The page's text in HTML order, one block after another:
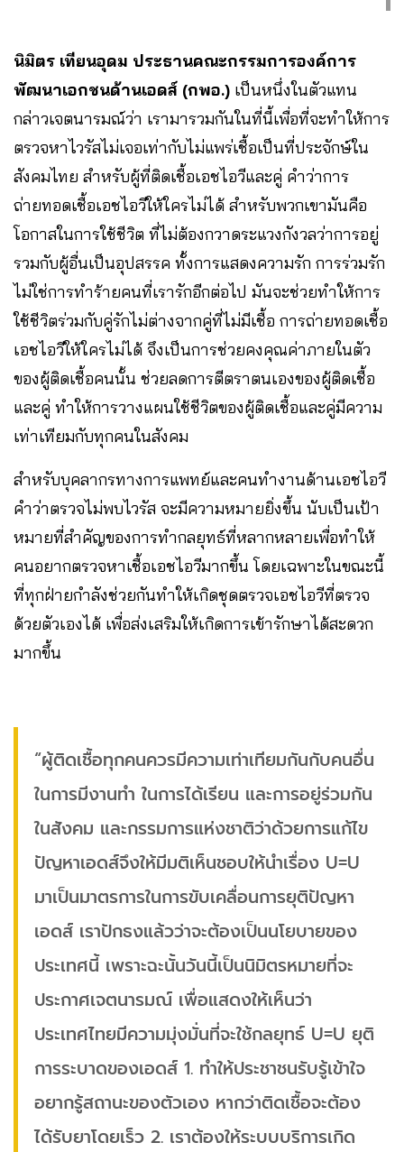
นิมิตร เทียนอุดม ประธานคณะกรรมการองค์การ
พัฒนาเอกชนด้านเอดส์ (กพอ.) เป็นหนึ่งในตัวแทน
กล่าวเจตนารมณ์ว่า เรามารวมกันในที่นี้เพื่อที่จะทำให้การ
ตรวจหาไวรัสไม่เจอเท่ากับไม่แพร่เชื้อเป็นที่ประจักษ์ใน
สังคมไทย สำหรับผู้ที่ติดเชื้อเอชไอวีและคู่ คำว่าการ
ถ่ายทอดเชื้อเอชไอวีให้ใครไม่ได้ สำหรับพวกเขามันคือ
โอกาสในการใช้ชีวิต ที่ไม่ต้องกวาดระแวงกังวลว่าการอยู่
รวมกับผู้อื่นเป็นอุปสรรค ทั้งการแสดงความรัก การร่วมรัก
ไม่ใช่การทำร้ายคนที่เรารักอีกต่อไป มันจะช่วยทำให้การ
ใช้ชีวิตร่วมกับคู่รักไม่ต่างจากคู่ที่ไม่มีเชื้อ การถ่ายทอดเชื้อ
เอชไอวีให้ใครไม่ได้ จึงเป็นการช่วยคงคุณค่าภายในตัว
ของผู้ติดเชื้อคนนั้น ช่วยลดการตีตราตนเองของผู้ติดเชื้อ
และคู่ ทำให้การวางแผนใช้ชีวิตของผู้ติดเชื้อและคู่มีความ
เท่าเทียมกับทุกคนในสังคม
สำหรับบุคลากรทางการแพทย์และคนทำงานด้านเอชไอวี
คำว่าตรวจไม่พบไวรัส จะมีความหมายยิ่งขึ้น นับเป็นเป้า
หมายที่สำคัญของการทำกลยุทธ์ที่หลากหลายเพื่อทำให้
คนอยากตรวจหาเชื้อเอชไอวีมากขึ้น โดยเฉพาะในขณะนี้
ที่ทุกฝ่ายกำลังช่วยกันทำให้เกิดชุดตรวจเอชไอวีที่ตรวจ
ด้วยตัวเองได้ เพื่อส่งเสริมให้เกิดการเข้ารักษาได้สะดวก
มากขึ้น
“ผู้ติดเชื้อทุกคนควรมีความเท่าเทียมกันกับคนอื่น
ในการมีงานทำ ในการได้เรียน และการอยู่ร่วมกัน
ในสังคม และกรรมการแห่งชาติว่าด้วยการแก้ไข
ปัญหาเอดส์จึงให้มีมติเห็นชอบให้นำเรื่อง U=U
มาเป็นมาตรการในการขับเคลื่อนการยุติปัญหา
เอดส์ เราปักธงแล้วว่าจะต้องเป็นนโยบายของ
ประเทศนี้ เพราะฉะนั้นวันนี้เป็นนิมิตรหมายที่จะ
ประกาศเจตนารมณ์ เพื่อแสดงให้เห็นว่า
ประเทศไทยมีความมุ่งมั่นที่จะใช้กลยุทธ์ U=U ยุติ
การระบาดของเอดส์ 1. ทำให้ประชาชนรับรู้เข้าใจ
อยากรู้สถานะของตัวเอง หากว่าติดเชื้อจะต้อง
ได้รับยาโดยเร็ว 2. เราต้องให้ระบบบริการเกิด